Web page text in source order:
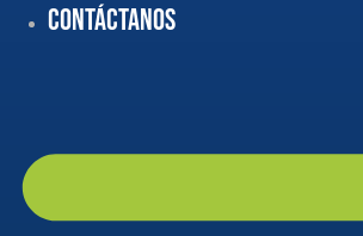
Contáctanos